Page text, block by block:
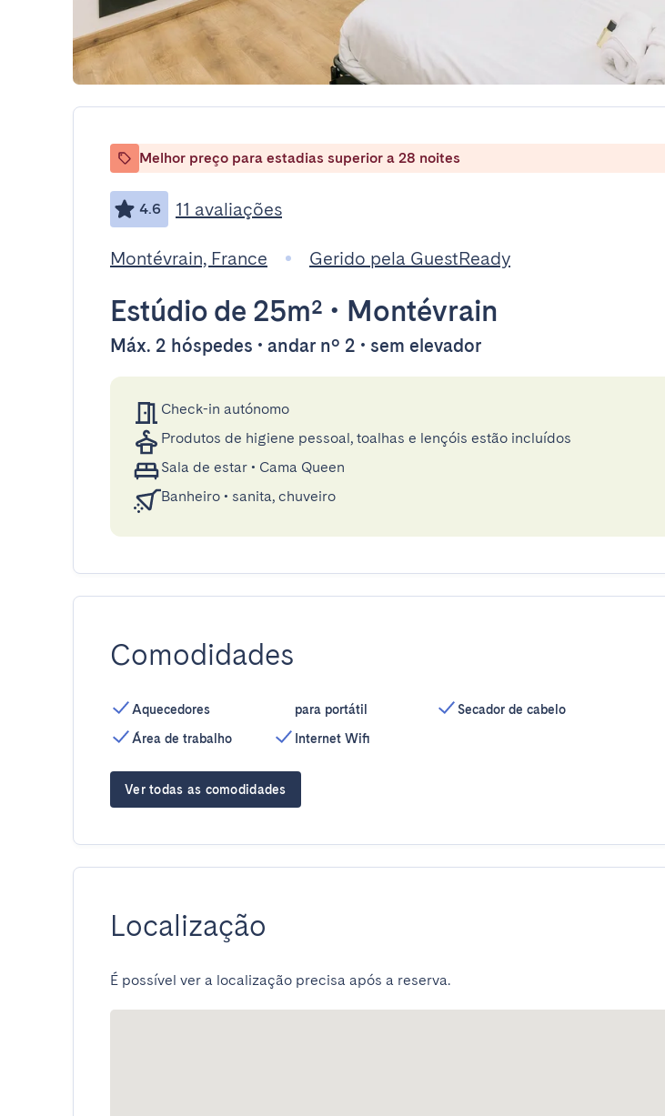
Melhor preço para estadias superior a 28 noites
4.6 11 avaliações
Montévrain, France Gerido pela GuestReady
Estúdio de 25m² • Montévrain
Máx. 2 hóspedes • andar nº 2 • sem elevador
Check-in autónomo
Produtos de higiene pessoal, toalhas e lençóis estão incluídos
Sala de estar • Cama Queen
Banheiro • sanita, chuveiro
Comodidades
Aquecedores
Área de trabalho
para portátil
Internet Wifi
Secador de cabelo
Ver todas as comodidades
Localização
É possível ver a localização precisa após a reserva.